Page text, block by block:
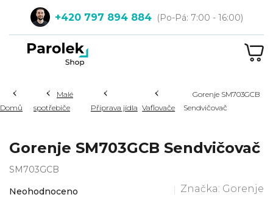
obsah
+420 797 894 884
Hledat
Domů
Malé
spotřebiče
Příprava jídla Vaflovače
Gorenje SM703GCB
Sendvičovač
Gorenje SM703GCB Sendvičovač
SM703GCB
hodnocení
Neohodnoceno Značka: Gorenje